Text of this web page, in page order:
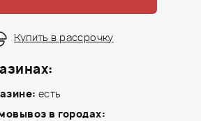
Купить в рассрочку
есть
в городах: